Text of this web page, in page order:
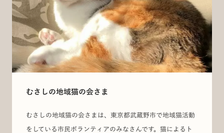
むさしの地域猫の会さま
むさしの地域猫の会さまは、東京都武蔵野市で地域猫活動
をしている市民ボランティアのみなさんです。猫によるト